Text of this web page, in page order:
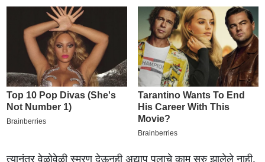
त्यानंतर वेळोवेळी स्मरण देऊनही अद्याप पुलाचे काम सुरु झालेले नाही.